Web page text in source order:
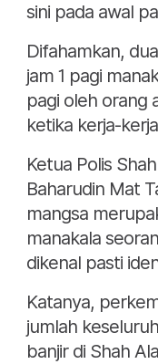
sini pada awal
Difahamkan,
jam 1 pagi
pagi oleh orang
ketika kerja-
Ketua Polis
Baharudin Mat
mangsa
manakala
dikenal pasti
Katanya,
jumlah
banjir di Shah